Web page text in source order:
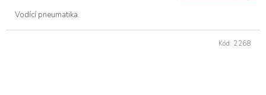
Vodící pneumatika.
Kód: 2268